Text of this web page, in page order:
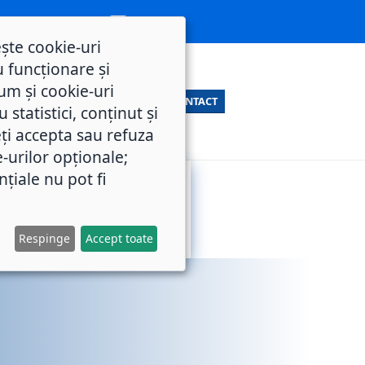
CONTACT
cookie-uri
funcționare și
și cookie-uri
statistici, conținut și
accepta sau refuza
urilor opționale;
nu pot fi
Respinge Accept toate